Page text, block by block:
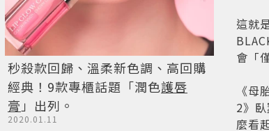
秒殺款回歸、溫柔新色調、高回購
經典！9款專櫃話題「潤色護唇
膏」出列。
2020.01.11
這就
會「
怒了
《母
2》
麼看